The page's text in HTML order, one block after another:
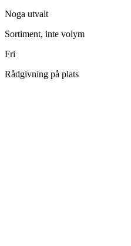
Noga utvalt
Sortiment, inte volym
Fri
Rådgivning på plats